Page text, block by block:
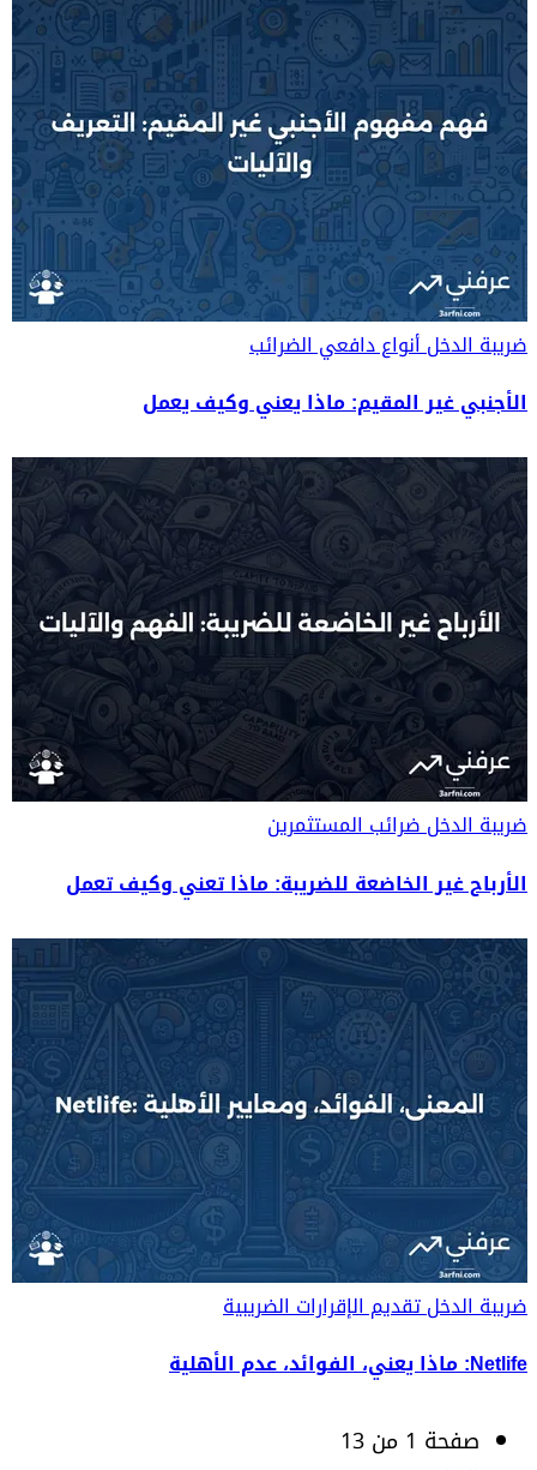
ضريبة الدخلأنواع دافعي الضرائب
الأجنبي غير المقيم: ماذا يعني وكيف يعمل
ضريبة الدخلضرائب المستثمرين
الأرباح غير الخاضعة للضريبة: ماذا تعني وكيف تعمل
ضريبة الدخلتقديم الإقرارات الضريبية
Netlife: ماذا يعني، الفوائد، عدم الأهلية
صفحة 1 من 13